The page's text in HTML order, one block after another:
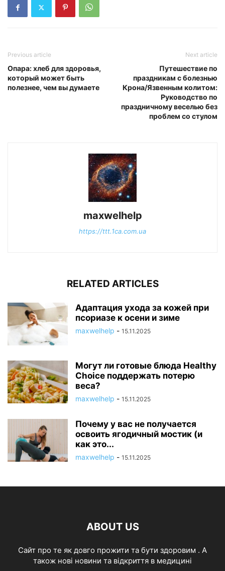
Previous article
Опара: хлеб для здоровья,
который может быть
полезнее, чем вы думаете
Next article
Путешествие по
праздникам с болезнью
Крона/Язвенным колитом:
Руководство по
праздничному веселью без
проблем со стулом
maxwelhelp
https://ttt.1ca.com.ua
RELATED ARTICLES
Адаптация ухода за кожей при
псориазе к осени и зиме
maxwelhelp - 15.11.2025
Могут ли готовые блюда Healthy
Choice поддержать потерю
веса?
maxwelhelp - 15.11.2025
Почему у вас не получается
освоить ягодичный мостик (и
как это...
maxwelhelp - 15.11.2025
ABOUT US
Cайт про те як довго прожити та бути здоровим . А
також нові новини та відкриття в медицині